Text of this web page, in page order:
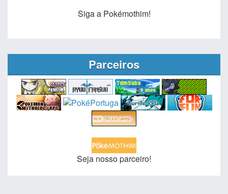
Siga a Pokémothim!
Parceiros
Seja nosso parceiro!